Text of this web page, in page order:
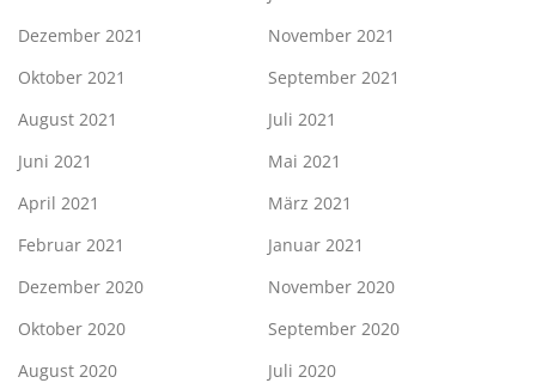
Dezember 2021
November 2021
Oktober 2021
September 2021
August 2021
Juli 2021
Juni 2021
Mai 2021
April 2021
März 2021
Februar 2021
Januar 2021
Dezember 2020
November 2020
Oktober 2020
September 2020
August 2020
Juli 2020